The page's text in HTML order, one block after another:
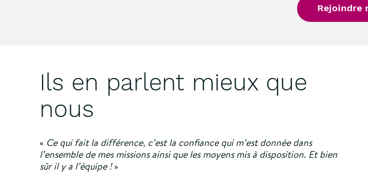
Rejoindre
Ils en parlent mieux que
nous
« Ce qui fait la différence, c’est la confiance qui m’est donnée dans
l’ensemble de mes missions ainsi que les moyens mis à disposition. Et bien
sûr il y a l’équipe !»